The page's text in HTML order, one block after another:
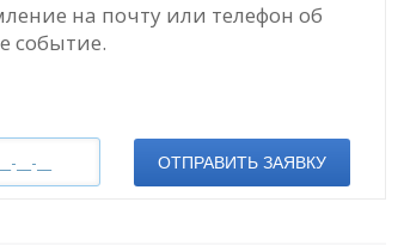
на почту или телефон об
событие.
ОТПРАВИТЬ ЗАЯВКУ